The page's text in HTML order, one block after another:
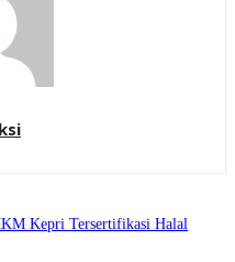
Kepri Tersertifikasi Halal